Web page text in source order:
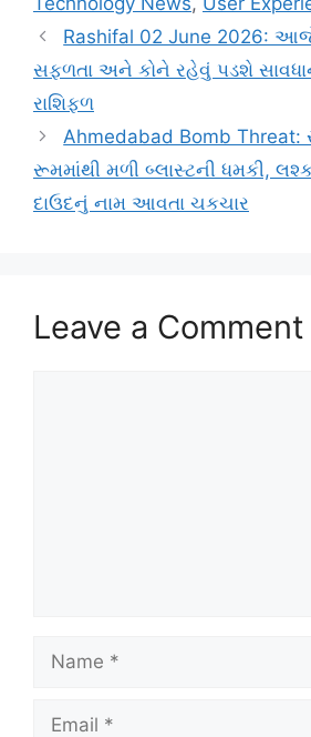
Rashifal 02 June 2026:
સફળતા અને કોને રહેવું પડશે
રાશિફળ
Ahmedabad Bomb Threat:
રૂમમાંથી મળી બ્લાસ્ટની ધમકી,
દાઉદનું નામ આવતા ચકચાર
Leave a Comment
Name
Email